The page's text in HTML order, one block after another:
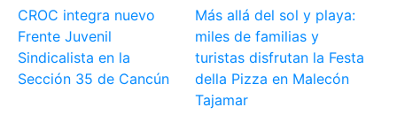
CROC integra nuevo
Frente Juvenil
Sindicalista en la
Sección 35 de Cancún
Más allá del sol y playa:
miles de familias y
turistas disfrutan la Festa
della Pizza en Malecón
Tajamar